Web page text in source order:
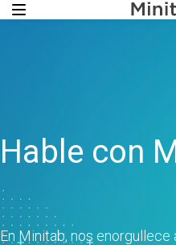
Hable con
En Minitab, nos